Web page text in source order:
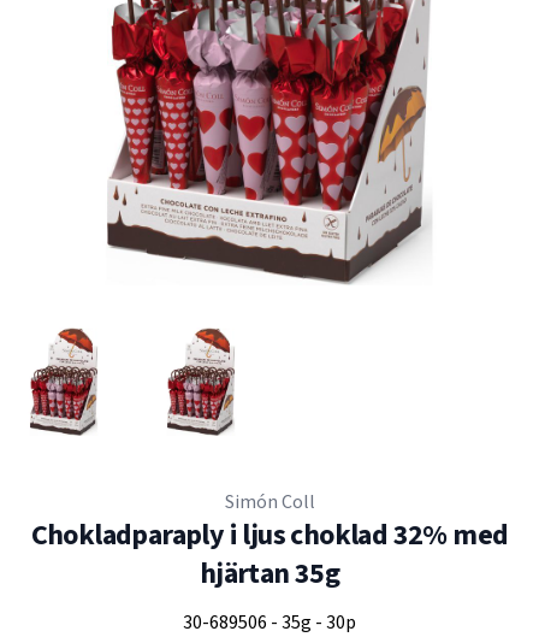
Simón Coll
Chokladparaply i ljus choklad 32% med
hjärtan 35g
30-689506 -35g -30p